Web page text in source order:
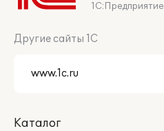
1С:Предприятие
Другие сайты 1С
Каталог